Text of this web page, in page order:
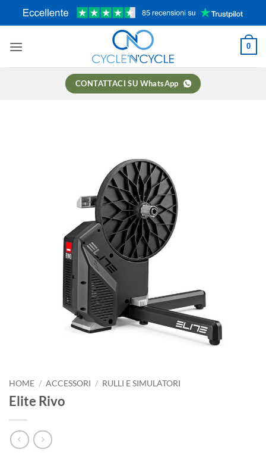
0
CONTATTACI SU WhatsApp
HOME / ACCESSORI / RULLI E SIMULATORI
Elite Rivo